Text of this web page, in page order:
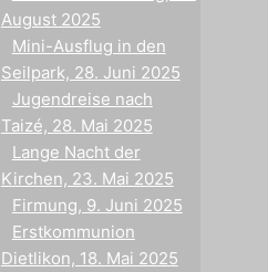
August 2025
Mini-Ausflug in den
Seilpark, 28. Juni 2025
Jugendreise nach
Taizé, 28. Mai 2025
Lange Nacht der
Kirchen, 23. Mai 2025
Firmung, 9. Juni 2025
Erstkommunion
Dietlikon, 18. Mai 2025